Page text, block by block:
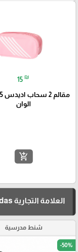
15 ₪
الوان
add_shopping_cart
العلامة التجارية Adidas
شنط مدرسية
-50%